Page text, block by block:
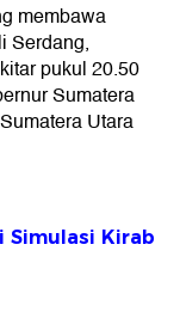
membawa
Serdang,
pukul 20.50
Sumatera
Utara
Simulasi Kirab